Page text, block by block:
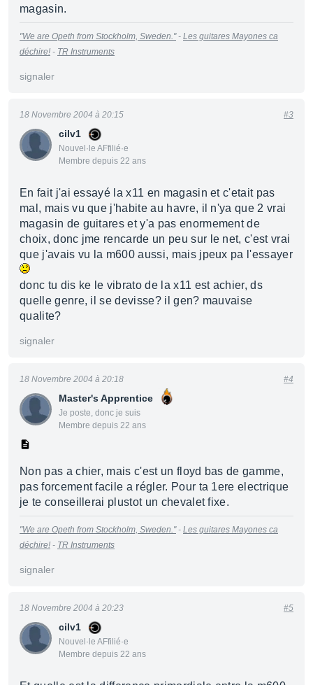
magasin.
"We are Opeth from Stockholm, Sweden."- Les guitares Mayones ca
déchire! - TR Instruments
signaler
cilv1
Nouvel·le AFfilié·e
Membre depuis 22 ans
18 Novembre 2004 à 20:15 #3
En fait j'ai essayé la x11 en magasin et c'etait pas
mal, mais vu que j'habite au havre, il n'ya que 2 vrai
magasin de guitares et y'a pas enormement de
choix, donc jme rencarde un peu sur le net, c'est vrai
que j'avais vu la m600 aussi, mais jpeux pa l'essayer
donc tu dis ke le vibrato de la x11 est achier, ds
quelle genre, il se devisse? il gen? mauvaise
qualite?
signaler
Master's Apprentice
Je poste, donc je suis
Membre depuis 22 ans
18 Novembre 2004 à 20:18 #4
Non pas a chier, mais c'est un floyd bas de gamme,
pas forcement facile a régler. Pour ta 1ere electrique
je te conseillerai plustot un chevalet fixe.
"We are Opeth from Stockholm, Sweden."- Les guitares Mayones ca
déchire! - TR Instruments
signaler
cilv1
Nouvel·le AFfilié·e
Membre depuis 22 ans
18 Novembre 2004 à 20:23 #5